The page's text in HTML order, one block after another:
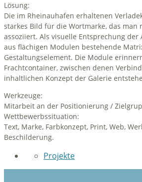
Lösung:
Die im Rheinauhafen erhaltenen
starkes Bild für die Wortmarke, das man
assoziiert. Als visuelle Entsprechung
aus flächigen Modulen bestehende
Gestaltungselement. Die Module
Frachtcontainer, zwischen denen
inhaltlichen Konzept der Galerie
Werkzeuge:
Mitarbeit an der Positionierung /
Wettbewerbssituation:
Text, Marke, Farbkonzept, Print, Web,
Beschilderung.
Projekte